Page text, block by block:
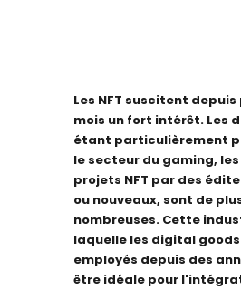
Les NFT suscitent
mois un fort intérêt. Les
étant particulièrement
le secteur du gaming,
projets NFT par des
ou nouveaux, sont de
nombreuses. Cette
laquelle les digital
employés depuis des
être idéale pour